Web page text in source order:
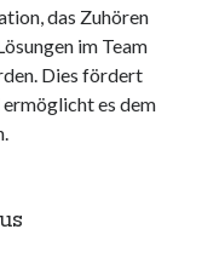
das Zuhören
im Team
Dies fördert
es dem